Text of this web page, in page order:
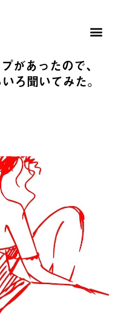
があったので、
ろ聞いてみた。